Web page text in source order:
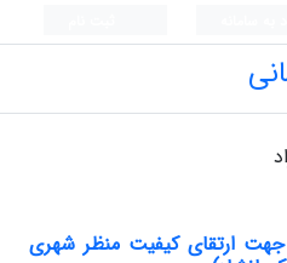
ارتقای کیفیت منظر شهری